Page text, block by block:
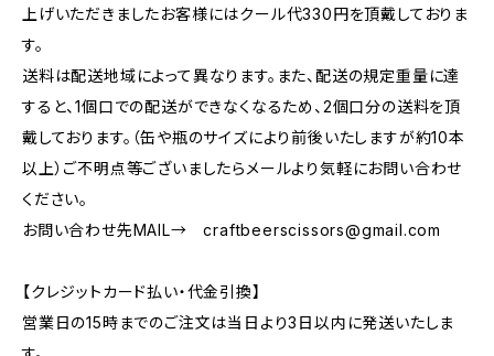
上げいただきましたお客様にはクール代330円を頂戴しておりま
す。
送料は配送地域によって異なります。また、配送の規定重量に達
すると、1個口での配送ができなくなるため、2個口分の送料を頂
戴しております。（缶や瓶のサイズにより前後いたしますが約10本
以上）ご不明点等ございましたらメールより気軽にお問い合わせ
ください。
お問い合わせ先MAIL→craftbeerscissors@gmail.com
【クレジットカード払い・代金引換】
営業日の15時までのご注文は当日より3日以内に発送いたしま